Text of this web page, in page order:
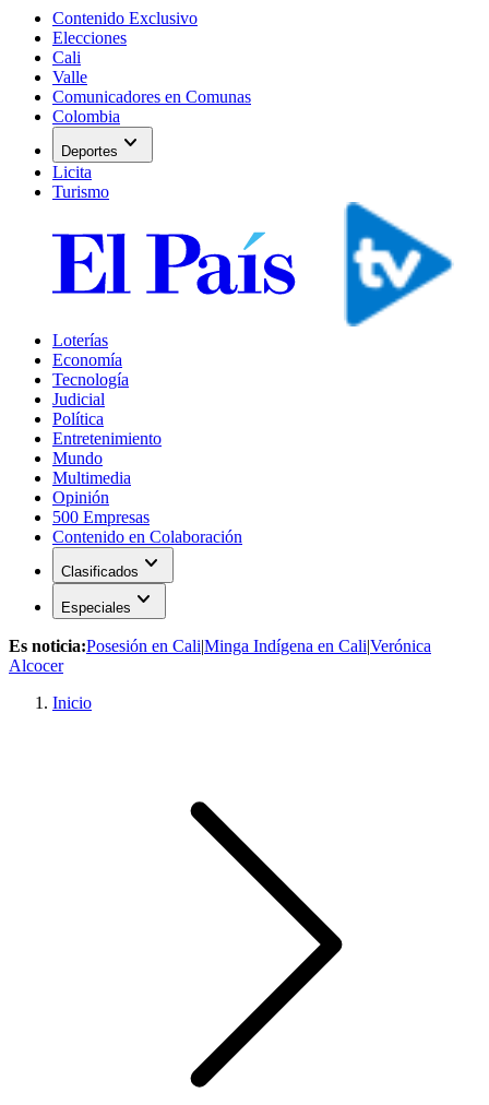
Contenido Exclusivo
Elecciones
Cali
Valle
Comunicadores en Comunas
Colombia
Deportes expand_more
Licita
Turismo
Loterías
Economía
Tecnología
Judicial
Política
Entretenimiento
Mundo
Multimedia
Opinión
500 Empresas
Contenido en Colaboración
Clasificados expand_more
Especiales expand_more
Es noticia:Posesión en Cali|Minga Indígena en Cali|Verónica
Alcocer
Inicio